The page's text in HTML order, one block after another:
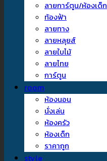
ลายการ์ตูน/ห้องเด็ก
ท้องฟ้า
ลายทาง
ลายหลุยส์
ลายใบไม้
ลายไทย
การ์ตูน
room
ห้องนอน
นั่งเล่น
ห้องครัว
ห้องเด็ก
ราคาถูก
style